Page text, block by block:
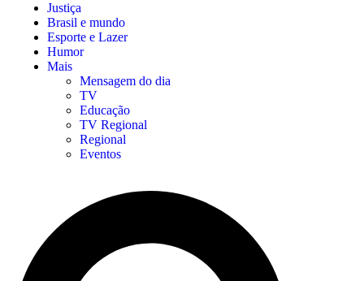
Justiça
Brasil e mundo
Esporte e Lazer
Humor
Mais
Mensagem do dia
TV
Educação
TV Regional
Regional
Eventos